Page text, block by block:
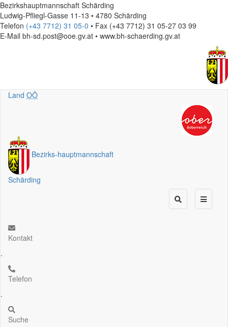
Bezirkshauptmannschaft Schärding
Ludwig-Pfliegl-Gasse 11-13 • 4780 Schärding
Telefon (+43 7712) 31 05-0 • Fax (+43 7712) 31 05-27 03 99
E-Mail bh-sd.post@ooe.gv.at • www.bh-schaerding.gv.at
Land OÖ
Bezirks-hauptmannschaft
Schärding
Kontakt
.
Telefon
.
Suche